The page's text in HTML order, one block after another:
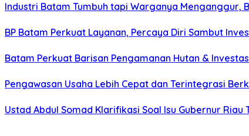
Industri Batam Tumbuh tapi Warganya Menganggur,
BP Batam Perkuat Layanan, Percaya Diri Sambut
Batam Perkuat Barisan Pengamanan Hutan &
Pengawasan Usaha Lebih Cepat dan Terintegrasi
Ustad Abdul Somad Klarifikasi Soal Isu Gubernur Riau